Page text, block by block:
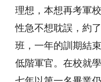
理想，本想再考軍
性急不想耽誤，約
班，一年的訓期結
低階軍官。在校就